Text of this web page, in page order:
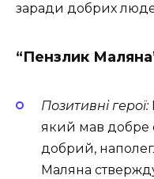
заради добрих
“Пензлик
Позитивні герої:
який мав добре
добрий,
Маляна